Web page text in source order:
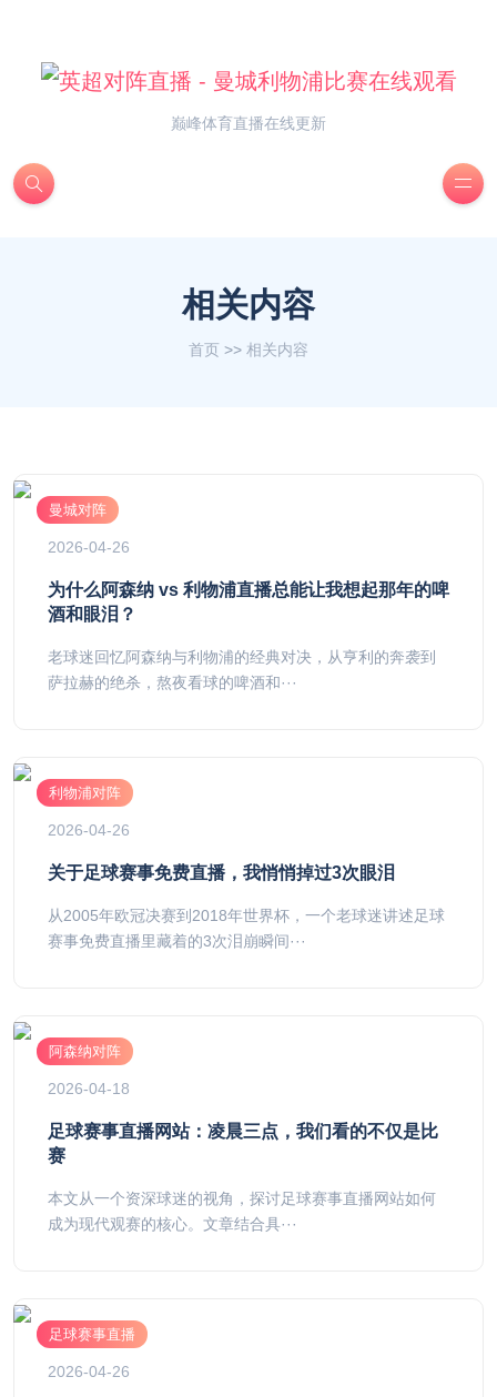
巅峰体育直播在线更新
相关内容
首页 >> 相关内容
曼城对阵
2026-04-26
为什么阿森纳 vs 利物浦直播总能让我想起那年的啤
酒和眼泪？
老球迷回忆阿森纳与利物浦的经典对决，从亨利的奔袭到
萨拉赫的绝杀，熬夜看球的啤酒和···
利物浦对阵
2026-04-26
关于足球赛事免费直播，我悄悄掉过3次眼泪
从2005年欧冠决赛到2018年世界杯，一个老球迷讲述足球
赛事免费直播里藏着的3次泪崩瞬间···
阿森纳对阵
2026-04-18
足球赛事直播网站：凌晨三点，我们看的不仅是比
赛
本文从一个资深球迷的视角，探讨足球赛事直播网站如何
成为现代观赛的核心。文章结合具···
足球赛事直播
2026-04-26